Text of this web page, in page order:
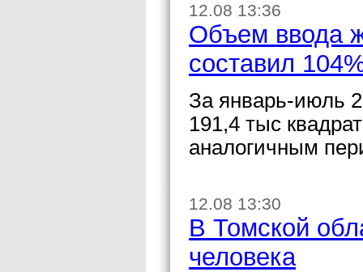
12.08 13:36
Объем ввода
составил
За январь-июль
191,4 тыс
аналогичным
12.08 13:30
В Томской
человека